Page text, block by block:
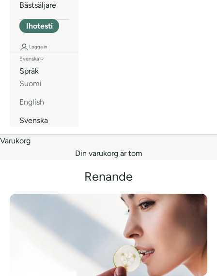
Bästsäljare
Ihotesti
Logga in
Svenska
Språk
Suomi
English
Svenska
Varukorg
Din varukorg är tom
Renande